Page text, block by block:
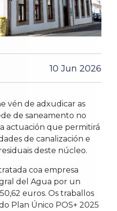
10 Jun 2026
vén de adxudicar as
de saneamento no
actuación que permitirá
de canalización e
deste núcleo.
coa empresa
del Agua por un
euros. Os traballos
Plan Único POS+ 2025